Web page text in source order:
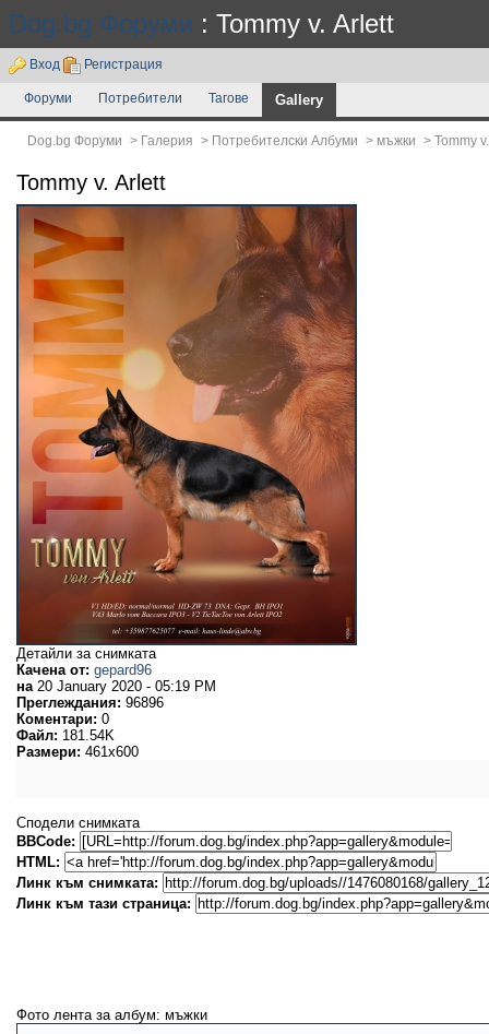
Dog.bg Форуми : Tommy v. Arlett
Вход Регистрация
Форуми Потребители Тагове Gallery
Dog.bg Форуми > Галерия > Потребителски Албуми > мъжки > Tommy
Tommy v. Arlett
Детайли за снимката
Качена от: gepard96
на20 January 2020 - 05:19 PM
Преглеждания: 96896
Коментари: 0
Файл: 181.54K
Размери: 461x600
Сподели снимката
BBCode:
HTML:
Линк към снимката:
Линк към тази страница:
Фото лента за албум: мъжки